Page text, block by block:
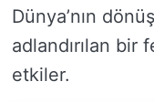
Dünya’nın
adlandırılan bir
etkiler.